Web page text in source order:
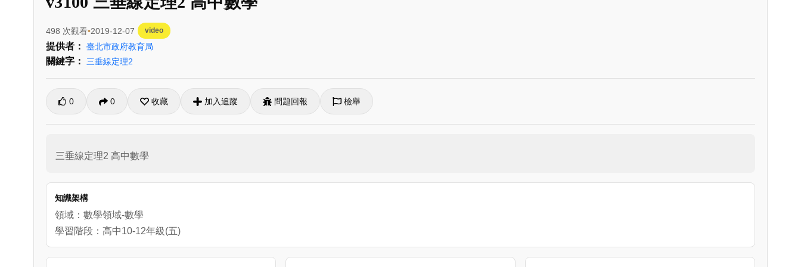
498 次觀看 2019-12-07 video
提供者： 臺北市政府教育局
關鍵字： 三垂線定理2
0 0 收藏 加入追蹤 問題回報 檢舉
三垂線定理2 高中數學
知識架構
領域：數學領域-數學
學習階段：高中10-12年級(五)